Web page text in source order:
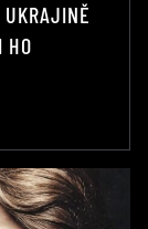
HO